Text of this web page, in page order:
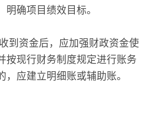
确项目绩效目标。
到资金后，应加强财政资金使
按现行财务制度规定进行账务
应建立明细账或辅助账。